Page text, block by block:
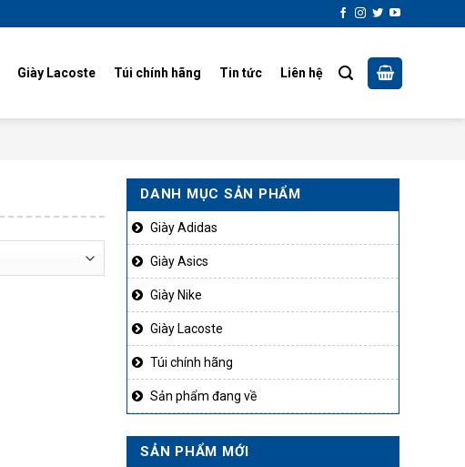
Giày Lacoste Túi chính hãng Tin tức Liên hệ
DANH MỤC SẢN PHẨM
Giày Adidas
Giày Asics
Giày Nike
Giày Lacoste
Túi chính hãng
Sản phẩm đang về
SẢN PHẨM MỚI